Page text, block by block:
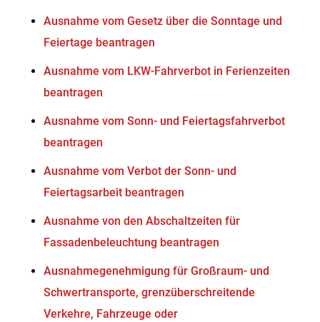
Ausnahme vom Gesetz über die Sonntage und
Feiertage beantragen
Ausnahme vom LKW-Fahrverbot in Ferienzeiten
beantragen
Ausnahme vom Sonn- und Feiertagsfahrverbot
beantragen
Ausnahme vom Verbot der Sonn- und
Feiertagsarbeit beantragen
Ausnahme von den Abschaltzeiten für
Fassadenbeleuchtung beantragen
Ausnahmegenehmigung für Großraum- und
Schwertransporte, grenzüberschreitende
Verkehre, Fahrzeuge oder